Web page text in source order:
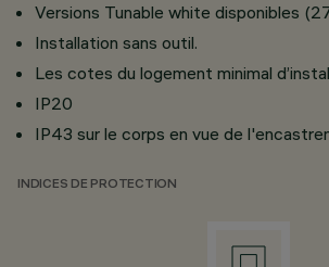
Versions Tunable white disponibles
Installation sans outil.
Les cotes du logement minimal
IP20
IP43 sur le corps en vue de
INDICES DE PROTECTION